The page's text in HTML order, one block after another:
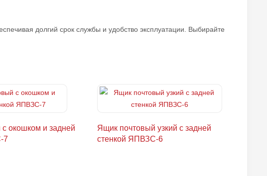
долгий срок службы и удобство эксплуатации. Выбирайте
окошком и задней
7
Ящик почтовый узкий с задней
стенкой ЯПВЗС-6